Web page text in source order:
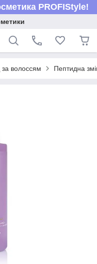
PROFIStyle!
за волоссям Пептидна